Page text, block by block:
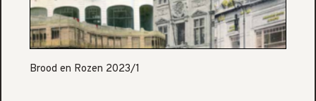
Brood en Rozen 2023/1